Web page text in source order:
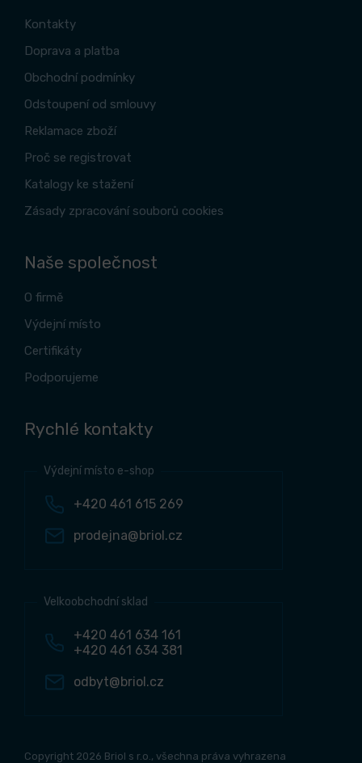
Kontakty
Doprava a platba
Obchodní podmínky
Odstoupení od smlouvy
Reklamace zboží
Proč se registrovat
Katalogy ke stažení
Zásady zpracování souborů cookies
Naše společnost
O firmě
Výdejní místo
Certifikáty
Podporujeme
Rychlé kontakty
Výdejní místo e-shop
+420 461 615 269
prodejna@briol.cz
Velkoobchodní sklad
+420 461 634 161
+420 461 634 381
odbyt@briol.cz
Copyright 2026 Briol s r.o., všechna práva vyhrazena